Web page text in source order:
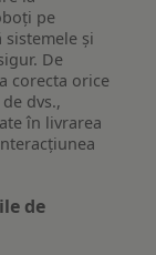
pe
sistemele și
De
corecta orice
dvs.,
în livrarea
de